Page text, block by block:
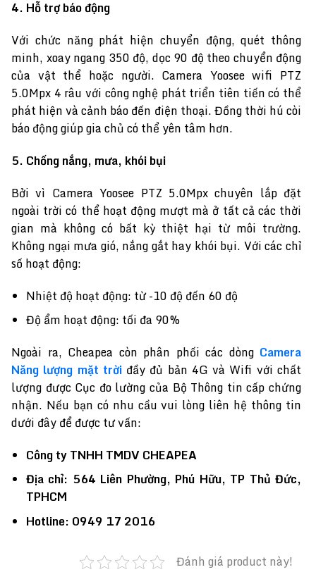
4. Hỗ trợ báo động
Với chức năng phát hiện chuyển động, quét thông
minh, xoay ngang 350 độ, dọc 90 độ theo chuyển động
của vật thể hoặc người. Camera Yoosee wifi PTZ
5.0Mpx 4 râu với công nghệ phát triển tiên tiến có thể
phát hiện và cảnh báo đến điện thoại. Đồng thời hú còi
báo động giúp gia chủ có thể yên tâm hơn.
5. Chống nắng, mưa, khói bụi
Bởi vì Camera Yoosee PTZ 5.0Mpx chuyên lắp đặt
ngoài trời có thể hoạt động mượt mà ở tất cả các thời
gian mà không có bất kỳ thiệt hại từ môi trường.
Không ngại mưa gió, nắng gắt hay khói bụi. Với các chỉ
số hoạt động:
Nhiệt độ hoạt động: từ -10 độ đến 60 độ
️Độ ẩm hoạt động: tối đa 90%
Ngoài ra, Cheapea còn phân phối các dòng Camera
Năng lượng mặt trờiđầy đủ bản 4G và Wifi với chất
lượng được Cục đo lường của Bộ Thông tin cấp chứng
nhận. Nếu bạn có nhu cầu vui lòng liên hệ thông tin
dưới đây để được tư vấn:
Công ty TNHH TMDV CHEAPEA
Địa chỉ: 564 Liên Phường, Phú Hữu, TP Thủ Đức,
TPHCM
Hotline: 0949 17 2016
Đánh giá product này!